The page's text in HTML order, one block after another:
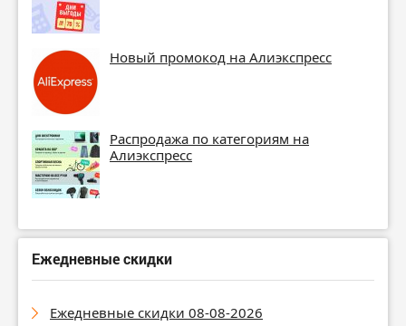
Новый промокод на Алиэкспресс
Распродажа по категориям на
Алиэкспресс
Ежедневные скидки
Ежедневные скидки 08-08-2026